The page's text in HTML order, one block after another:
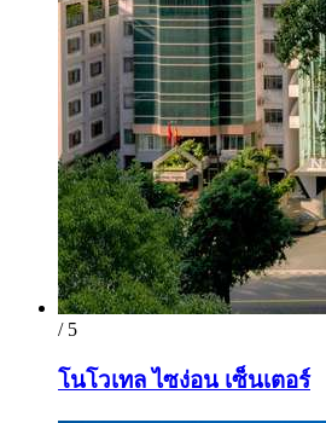
/ 5
โนโวเทล ไซง่อน เซ็นเตอร์